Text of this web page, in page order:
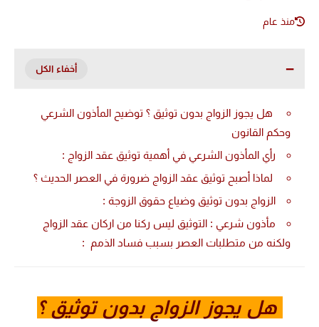
منذ عام
هل يجوز الزواج بدون توثيق ؟ توضيح المأذون الشرعي
وحكم القانون
رأي المأذون الشرعي في أهمية توثيق عقد الزواج :
لماذا أصبح توثيق عقد الزواج ضرورة في العصر الحديث ؟
الزواج بدون توثيق وضياع حقوق الزوجة :
مأذون شرعي : التوثيق ليس ركنا من اركان عقد الزواج
ولكنه من متطلبات العصر بسبب فساد الذمم :
هل يجوز الزواج بدون توثيق ؟